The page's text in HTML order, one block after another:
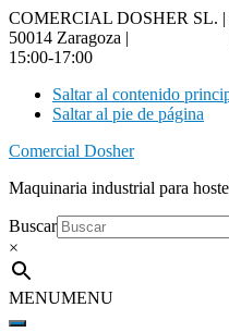
COMERCIAL DOSHER SL. |
50014 Zaragoza |
15:00-17:00
Saltar al contenido
Saltar al pie de página
Comercial Dosher
Maquinaria industrial para
Buscar
×
MENUMENU